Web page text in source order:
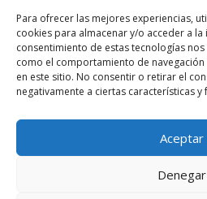
Para ofrecer las mejores experiencias,
cookies para almacenar y/o acceder a
consentimiento de estas tecnologías
como el comportamiento de
en este sitio. No consentir o retirar el
negativamente a ciertas características y
Aceptar
Denegar
Web diferentes
Terminos de uso
Hacer